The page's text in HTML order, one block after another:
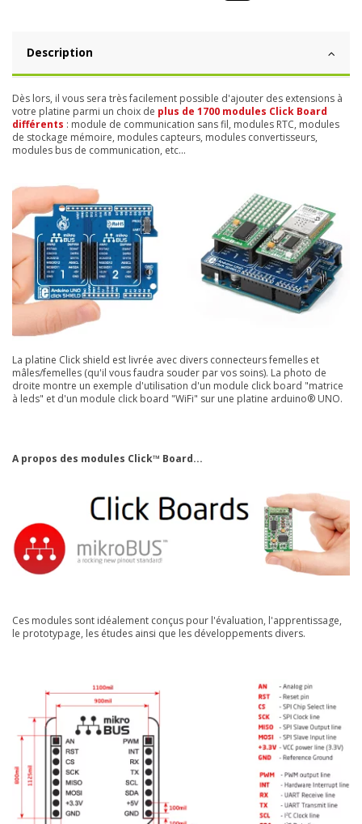
Description
Dès lors, il vous sera très facilement possible d'ajouter des extensions à
votre platine parmi un choix de plus de 1700 modules Click Board
différents : module de communication sans fil, modules RTC, modules
de stockage mémoire, modules capteurs, modules convertisseurs,
modules bus de communication, etc...
La platine Click shield est livrée avec divers connecteurs femelles et
mâles/femelles (qu'il vous faudra souder par vos soins). La photo de
droite montre un exemple d'utilisation d'un module click board "matrice
à leds" et d'un module click board "WiFi" sur une platine arduino® UNO.
A propos des modules Click™ Board...
Ces modules sont idéalement conçus pour l'évaluation, l'apprentissage,
le prototypage, les études ainsi que les développements divers.